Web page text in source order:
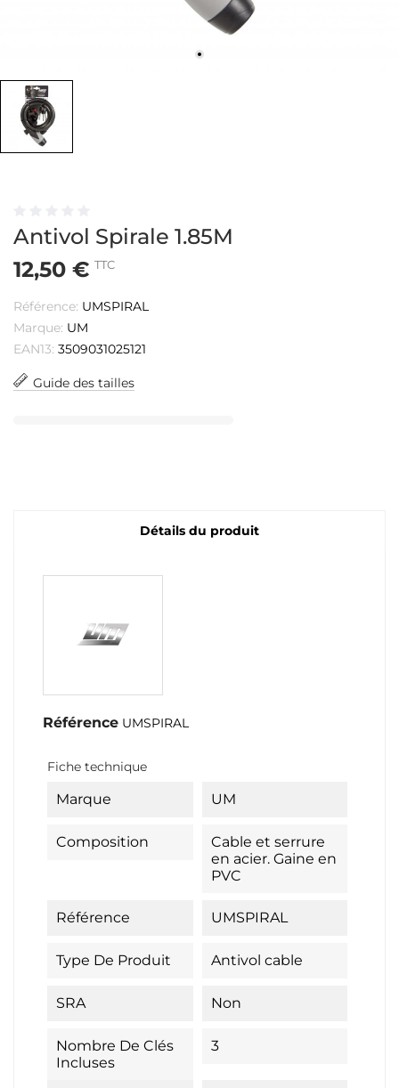
Antivol Spirale 1.85M
12,50 € TTC
Référence: UMSPIRAL
Marque: UM
EAN13: 3509031025121
Guide des tailles
Détails du produit
Référence UMSPIRAL
Fiche technique
Marque UM
Composition
Cable et serrure
en acier. Gaine en
PVC
Référence UMSPIRAL
Type De Produit Antivol cable
SRA Non
Nombre De Clés
Incluses
3